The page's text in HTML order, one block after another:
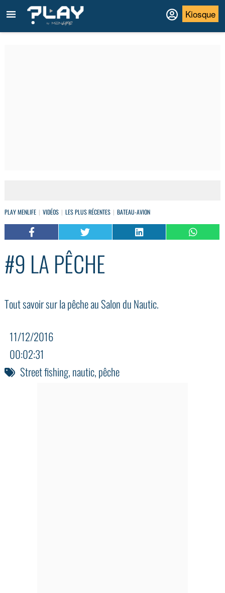
Kiosque
PLAY MENLIFE VIDÉOS LES PLUS RÉCENTES BATEAU-AVION
#9 LA PÊCHE
Tout savoir sur la pêche au Salon du Nautic.
11/12/2016
00:02:31
Street fishing,nautic,pêche